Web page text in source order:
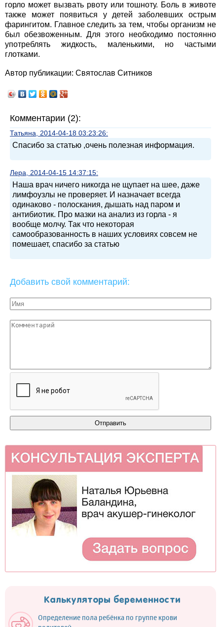
горло может вызвать рвоту или тошноту. Боль в животе
также может появиться у детей заболевших острым
фарингитом. Главное следить за тем, чтобы организм не
был обезвоженным. Для этого необходимо постоянно
употреблять жидкость, маленькими, но частыми
глотками.
Автор публикации: Святослав Ситников
Комментарии (2):
Татьяна, 2014-04-18 03:23:26:
Спасибо за статью ,очень полезная информация.
Лера, 2014-04-15 14:37:15:
Наша врач ничего никогда не щупает на шее, даже
лимфоузлы не проверяет. И назначает всегда
одинаково - полоскания, дышать над паром и
антибиотик. Про мазки на анализ из горла - я
вообще молчу. Так что некоторая
самообразованность в наших условиях совсем не
помешает, спасибо за статью
Добавить свой комментарий:
Калькуляторы беременности
Определение пола ребёнка по группе крови